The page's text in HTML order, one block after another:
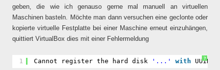
geben, die wie ich genauso gerne mal manuell an virtuellen
Maschinen basteln. Möchte man dann versuchen eine geclonte oder
kopierte virtuelle Festplatte bei einer Maschine erneut einzuhängen,
quittiert VirtualBox dies mit einer Fehlermeldung
?
1 Cannot register the hard disk '...' with UUID